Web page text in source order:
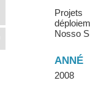
Nosso
ANNÉ
2008